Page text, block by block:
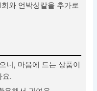
와 언박싱칼을 추가로
니, 마음에 드는 상품이
요.